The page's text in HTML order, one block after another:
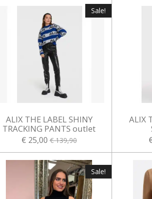
Sale!
ALIX THE LABEL SHINY
TRACKING PANTS outlet
€ 25,00 € 139,90
ALIX
Sale!